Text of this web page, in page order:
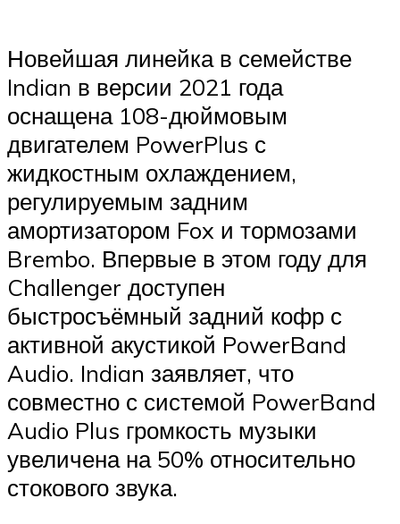
Новейшая линейка в семействе
Indian в версии 2021 года
оснащена 108-дюймовым
двигателем PowerPlus с
жидкостным охлаждением,
регулируемым задним
амортизатором Fox и тормозами
Brembo. Впервые в этом году для
Challenger доступен
быстросъёмный задний кофр с
активной акустикой PowerBand
Audio. Indian заявляет, что
совместно с системой PowerBand
Audio Plus громкость музыки
увеличена на 50% относительно
стокового звука.